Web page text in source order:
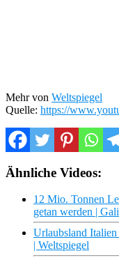
Mehr von Weltspiegel
Quelle: https://
Ähnliche Videos:
12 Mio. Tonnen
getan werden |
Urlaubsland
| Weltspiegel